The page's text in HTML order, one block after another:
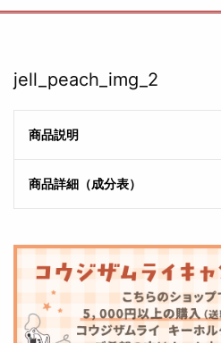
jell_peach_img_2
商品説明
商品詳細（成分表）